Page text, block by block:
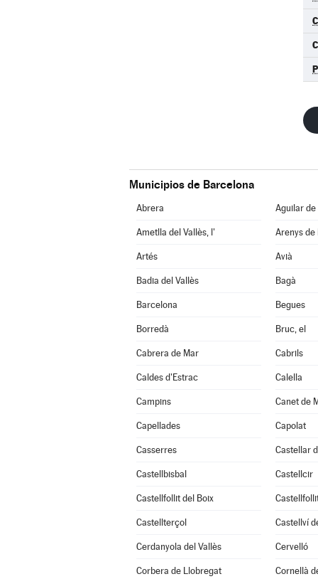
Municipios de Barcelona
Abrera Aguilar de
Ametlla del Vallès, l' Arenys de
Artés Avià
Badia del Vallès Bagà
Barcelona Begues
Borredà Bruc, el
Cabrera de Mar Cabrils
Caldes d'Estrac Calella
Campins Canet de
Capellades Capolat
Casserres Castellar
Castellbisbal Castellcir
Castellfollit del Boix
Castellterçol Castellví
Cerdanyola del Vallès Cervelló
Corbera de Llobregat Cornellà